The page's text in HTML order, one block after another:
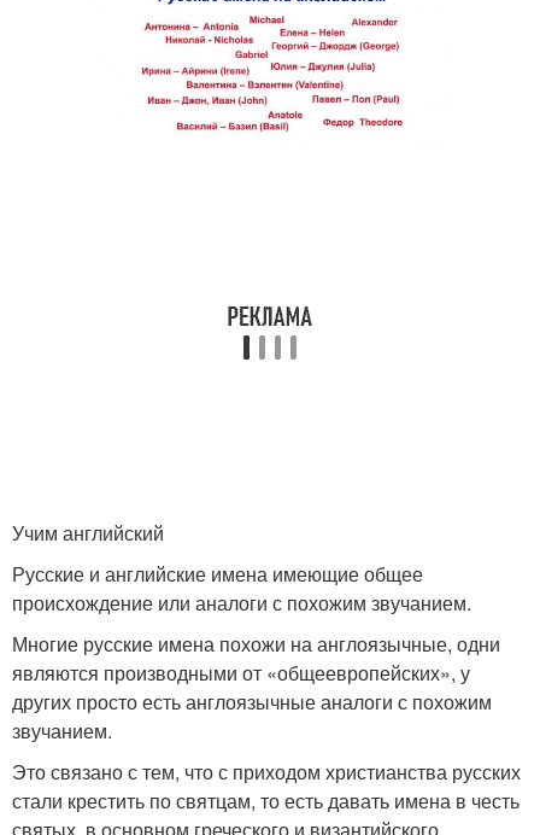
Учим английский
Русские и английские имена имеющие общее
происхождение или аналоги с похожим звучанием.
Многие русские имена похожи на англоязычные, одни
являются производными от «общеевропейских», у
других просто есть англоязычные аналоги с похожим
звучанием.
Это связано с тем, что с приходом христианства русских
стали крестить по святцам, то есть давать имена в честь